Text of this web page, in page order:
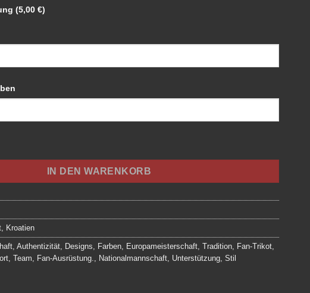
(5,00 €)
IN DEN WARENKORB
Kroatien
Authentizität Designs Farben Europameisterschaft Tradition Fan-Trikot
Team Fan-Ausrüstung. Nationalmannschaft Unterstützung Stil